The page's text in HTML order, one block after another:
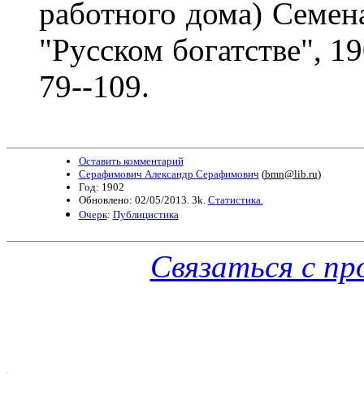
работного дома)
"Русском богатстве",
79--109.
Оставить комментарий
Серафимович Александр Серафимович (bmn@lib.ru)
Год: 1902
Обновлено: 02/05/2013. 3k. Статистика.
Очерк: Публицистика
Связаться с